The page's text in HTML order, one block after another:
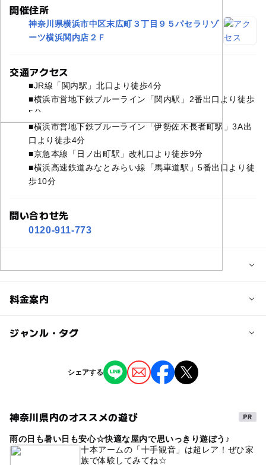
開催住所
神奈川県横浜市中区末広町３丁目９５パセラリゾ
ーツ横浜関内店２Ｆ
交通アクセス
■JR線「関内駅」北口より徒歩4分
■横浜市営地下鉄ブルーライン「関内駅」2番出口より徒歩
5分
■横浜市営地下鉄ブルーライン「伊勢佐木長者町駅」3A出
口より徒歩4分
■京急本線「日ノ出町駅」改札口より徒歩9分
■横浜高速鉄道みなとみらい線「馬車道駅」5番出口より徒
歩10分
問い合わせ先
0120-911-773
定員詳細
す。
0歳･1歳･2歳の赤ちゃん(乳児･幼児)
予約/応募
予約不要
料金案内
子供の料金
子供の料金詳細
す。
大人の料金
ジャンル・タグ
キッズカフェ
キッズアカデミー キッズゴルフ ふわふわ遊具
シェアする
神奈川県内のオススメの遊び
雨の日も暑い日も安心☆快適な屋内で思いっきり遊ぼう♪
十本アームの「十手観音」は超レア！ぜひ家
族で体験してみてね☆